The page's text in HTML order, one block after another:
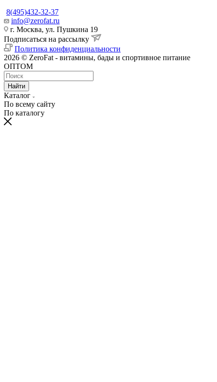
8(495)432-32-37
info@zerofat.ru
г. Москва, ул. Пушкина 19
Подписаться на рассылку
Политика конфиденциальности
2026 © ZeroFat - витамины, бады и спортивное питание
ОПТОМ
Найти
Каталог
По всему сайту
По каталогу